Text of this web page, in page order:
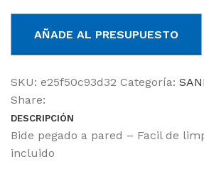
AÑADE AL PRESUPUESTO
SKU: e25f50c93d32 Categoría:
Share:
DESCRIPCIÓN
Bide pegado a pared – Facil de
incluido